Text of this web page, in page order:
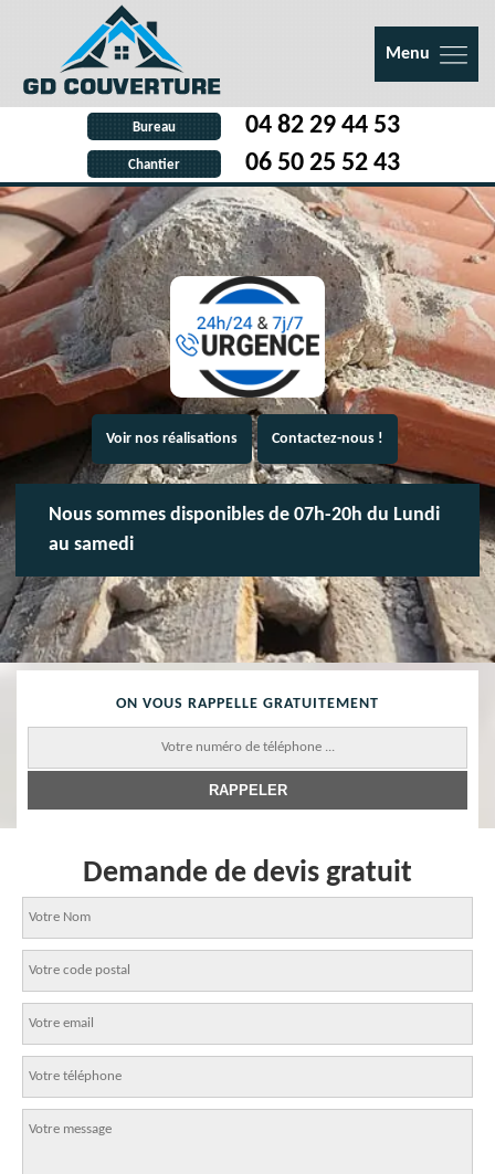
Menu
Bureau 04 82 29 44 53
Chantier 06 50 25 52 43
Voir nos réalisations Contactez-nous !
Nous sommes disponibles de 07h-20h du Lundi
au samedi
ON VOUS RAPPELLE GRATUITEMENT
Demande de devis gratuit